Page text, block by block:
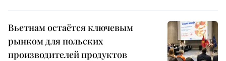
Вьетнам остаётся ключевым
рынком для польских
производителей продуктов